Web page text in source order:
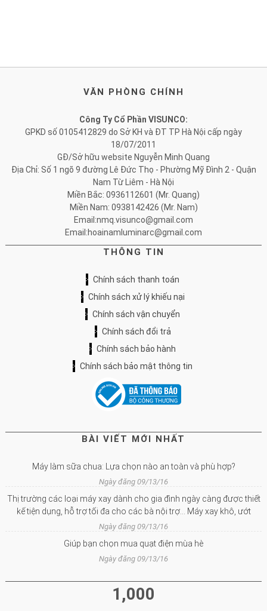
VĂN PHÒNG CHÍNH
Công Ty Cổ Phần VISUNCO:
GPKD số 0105412829 do Sở KH và ĐT TP Hà Nội cấp ngày
18/07/2011
GĐ/Sở hữu website Nguyễn Minh Quang
Địa Chỉ: Số 1 ngõ 9 đường Lê Đức Thọ - Phường Mỹ Đình 2 - Quận
Nam Từ Liêm - Hà Nội
Miền Bắc: 0936112601 (Mr. Quang)
Miền Nam: 0938142426 (Mr. Nam)
Email:nmq.visunco@gmail.com
Email:hoainamluminarc@gmail.com
THÔNG TIN
Chính sách thanh toán
Chính sách xử lý khiếu nại
Chính sách vận chuyển
Chính sách đổi trả
Chính sách bảo hành
Chính sách bảo mật thông tin
BÀI VIẾT MỚI NHẤT
Máy làm sữa chua: Lựa chọn nào an toàn và phù hợp?
Ngày đăng 09/13/16
Thị trường các loại máy xay dành cho gia đình ngày càng được thiết
kế tiện dụng, hỗ trợ tối đa cho các bà nội trợ… Máy xay khô, ướt
Ngày đăng 09/13/16
Giúp bạn chọn mua quạt điện mùa hè
Ngày đăng 09/13/16
1,000